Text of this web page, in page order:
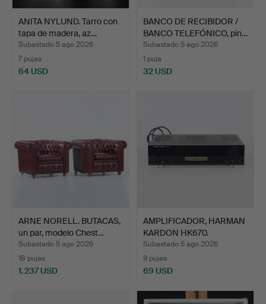
ANITA NYLUND. Tarro con
tapa de madera, az…
Subastado 5 ago 2026
7 pujas
64 USD
BANCO DE RECIBIDOR /
BANCO TELEFÓNICO, pin…
Subastado 5 ago 2026
1 puja
32 USD
ARNE NORELL. BUTACAS,
un par, modelo Chest…
Subastado 5 ago 2026
18 pujas
1.237 USD
AMPLIFICADOR, HARMAN
KARDON HK670.
Subastado 5 ago 2026
9 pujas
69 USD